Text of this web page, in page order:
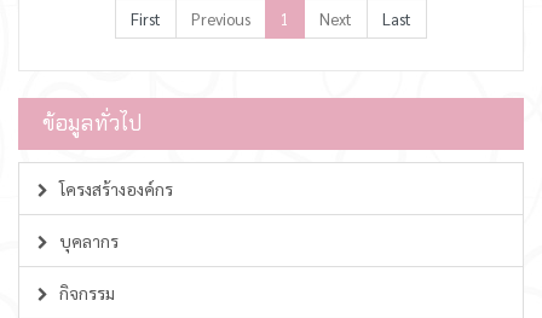
First Previous 1 Next Last
ข้อมูลทั่วไป
โครงสร้างองค์กร
บุคลากร
กิจกรรม